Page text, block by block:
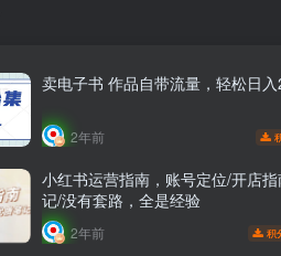
卖电子书 作品自带流量，轻松日
2年前
小红书运营指南，账号定位/开店
记/没有套路，全是经验
2年前 积